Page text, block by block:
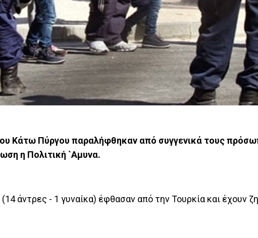
Κάτω Πύργου παραλήφθηκαν από συγγενικά τους
η Πολιτική `Αμυνα.
άντρες - 1 γυναίκα) έφθασαν από την Τουρκία και έχουν